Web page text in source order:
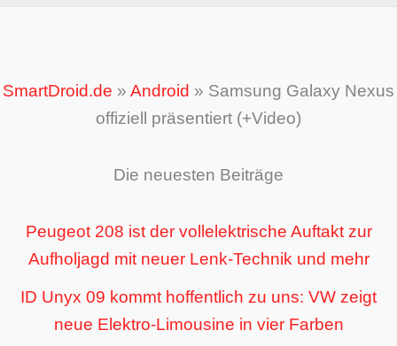
SmartDroid.de » Android » Samsung Galaxy Nexus
offiziell präsentiert (+Video)
Die neuesten Beiträge
Peugeot 208 ist der vollelektrische Auftakt zur
Aufholjagd mit neuer Lenk-Technik und mehr
ID Unyx 09 kommt hoffentlich zu uns: VW zeigt
neue Elektro-Limousine in vier Farben